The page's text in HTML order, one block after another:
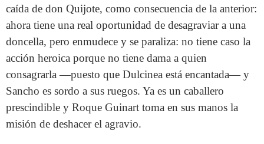
caída de don Quijote, como consecuencia de la anterior:
ahora tiene una real oportunidad de desagraviar a una
doncella, pero enmudece y se paraliza: no tiene caso la
acción heroica porque no tiene dama a quien
consagrarla —puesto que Dulcinea está encantada— y
Sancho es sordo a sus ruegos. Ya es un caballero
prescindible y Roque Guinart toma en sus manos la
misión de deshacer el agravio.